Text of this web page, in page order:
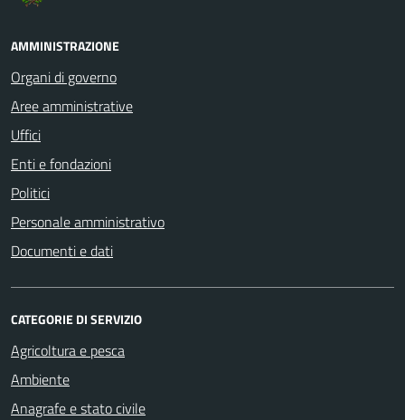
AMMINISTRAZIONE
Organi di governo
Aree amministrative
Uffici
Enti e fondazioni
Politici
Personale amministrativo
Documenti e dati
CATEGORIE DI SERVIZIO
Agricoltura e pesca
Ambiente
Anagrafe e stato civile